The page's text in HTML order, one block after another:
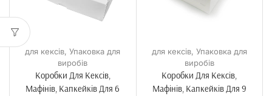
для кексів,Упаковка для
виробів
Коробки Для Кексів,
Мафінів, Капкейків Для 6
для кексів, Упаковка для
виробів
Коробки Для Кексів,
Мафінів, Капкейків Для 9